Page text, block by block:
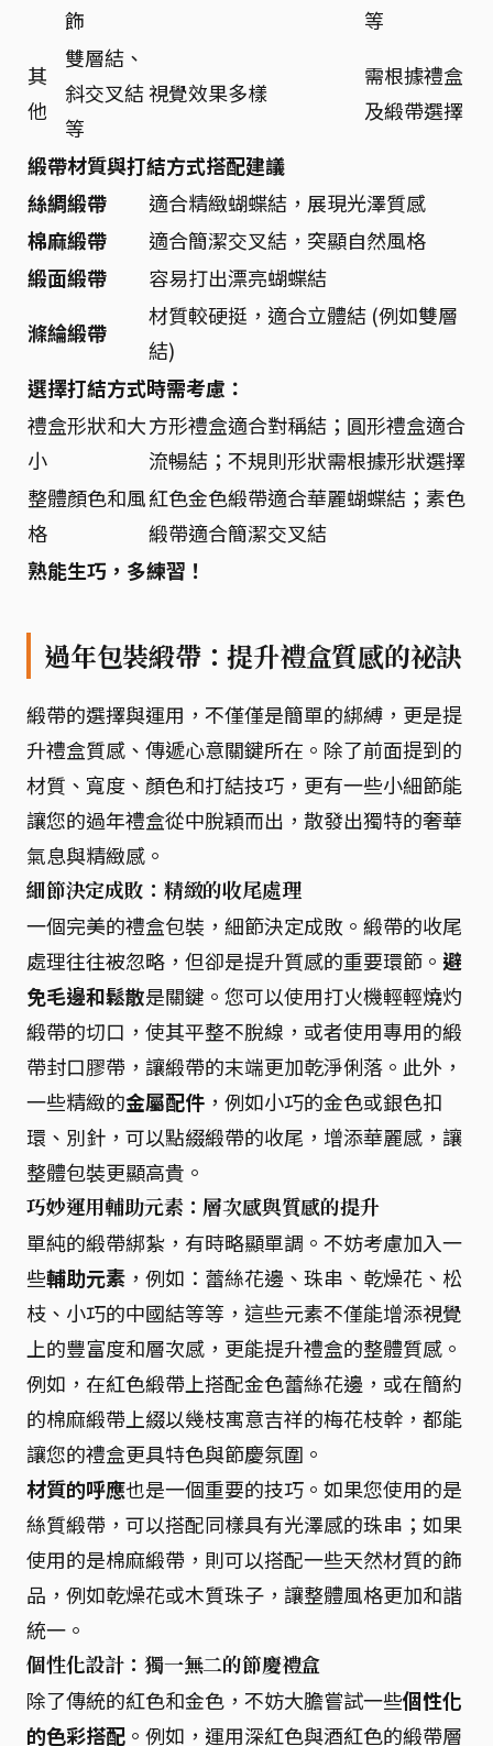
飾
等
其
他
雙層結、
斜交叉結
等
視覺效果多樣
需根據禮盒
及緞帶選擇
緞帶材質與打結方式搭配建議
絲綢緞帶
適合精緻蝴蝶結，展現光澤質感
棉麻緞帶
適合簡潔交叉結，突顯自然風格
緞面緞帶
容易打出漂亮蝴蝶結
滌綸緞帶
材質較硬挺，適合立體結 (例如雙層
結)
選擇打結方式時需考慮：
禮盒形狀和大
小
方形禮盒適合對稱結；圓形禮盒適合
流暢結；不規則形狀需根據形狀選擇
整體顏色和風
格
紅色金色緞帶適合華麗蝴蝶結；素色
緞帶適合簡潔交叉結
熟能生巧，多練習！
過年包裝緞帶：提升禮盒質感的祕訣
緞帶的選擇與運用，不僅僅是簡單的綁縛，更是提
升禮盒質感、傳遞心意關鍵所在。除了前面提到的
材質、寬度、顏色和打結技巧，更有一些小細節能
讓您的過年禮盒從中脫穎而出，散發出獨特的奢華
氣息與精緻感。
細節決定成敗：精緻的收尾處理
一個完美的禮盒包裝，細節決定成敗。緞帶的收尾
處理往往被忽略，但卻是提升質感的重要環節。 避
免毛邊和鬆散是關鍵。您可以使用打火機輕輕燒灼
緞帶的切口，使其平整不脫線，或者使用專用的緞
帶封口膠帶，讓緞帶的末端更加乾淨俐落。此外，
一些精緻的金屬配件 ，例如小巧的金色或銀色扣
環、別針，可以點綴緞帶的收尾，增添華麗感，讓
整體包裝更顯高貴。
巧妙運用輔助元素：層次感與質感的提升
單純的緞帶綁紮，有時略顯單調。不妨考慮加入一
些輔助元素 ，例如：蕾絲花邊、珠串、乾燥花、松
枝、小巧的中國結等等，這些元素不僅能增添視覺
上的豐富度和層次感，更能提升禮盒的整體質感。
例如，在紅色緞帶上搭配金色蕾絲花邊，或在簡約
的棉麻緞帶上綴以幾枝寓意吉祥的梅花枝幹，都能
讓您的禮盒更具特色與節慶氛圍。
材質的呼應也是一個重要的技巧。如果您使用的是
絲質緞帶，可以搭配同樣具有光澤感的珠串；如果
使用的是棉麻緞帶，則可以搭配一些天然材質的飾
品，例如乾燥花或木質珠子，讓整體風格更加和諧
統一。
個性化設計：獨一無二的節慶禮盒
除了傳統的紅色和金色，不妨大膽嘗試一些個性化
的色彩搭配 。例如，運用深紅色與酒紅色的緞帶層